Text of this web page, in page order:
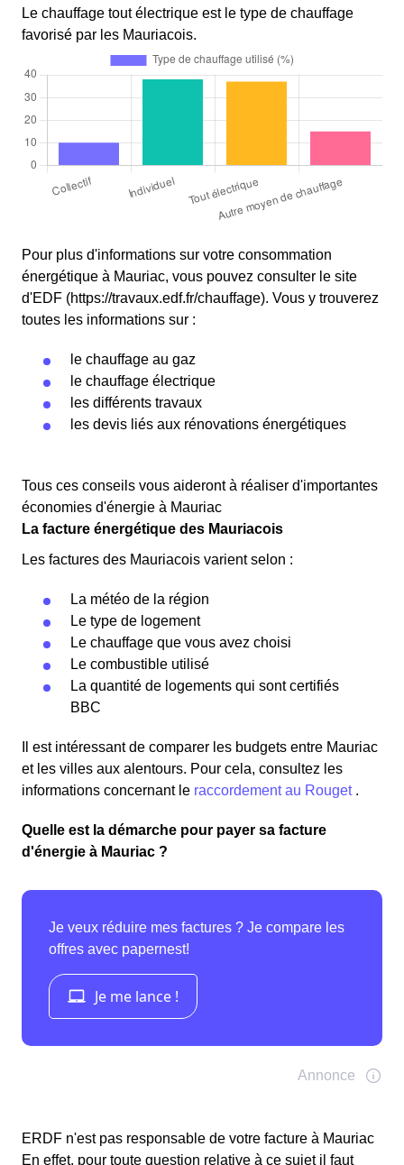
Le chauffage tout électrique est le type de chauffage
favorisé par les Mauriacois.
Pour plus d'informations sur votre consommation
énergétique à Mauriac, vous pouvez consulter le site
d'EDF (https://travaux.edf.fr/chauffage). Vous y trouverez
toutes les informations sur :
le chauffage au gaz
le chauffage électrique
les différents travaux
les devis liés aux rénovations énergétiques
Tous ces conseils vous aideront à réaliser d'importantes
économies d'énergie à Mauriac
La facture énergétique des Mauriacois
Les factures des Mauriacois varient selon :
La météo de la région
Le type de logement
Le chauffage que vous avez choisi
Le combustible utilisé
La quantité de logements qui sont certifiés
BBC
Il est intéressant de comparer les budgets entre Mauriac
et les villes aux alentours. Pour cela, consultez les
informations concernant le raccordement au Rouget .
Quelle est la démarche pour payer sa facture
d'énergie à Mauriac ?
ERDF n'est pas responsable de votre facture à Mauriac
En effet, pour toute question relative à ce sujet il faut